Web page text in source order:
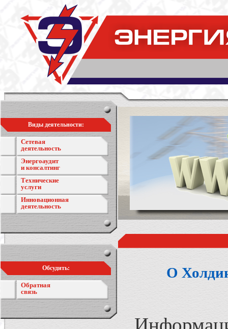
Виды деятельности:
Сетевая
деятельность
Энергоаудит
и консалтинг
Технические
услуги
Инновационная
деятельность
Обсудить:
Обратная
связь
О